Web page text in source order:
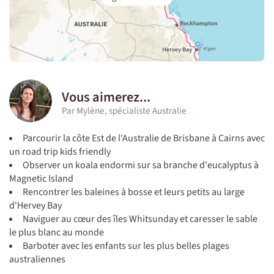
Vous aimerez...
Par Mylène, spécialiste Australie
Parcourir la côte Est de l'Australie de Brisbane à Cairns avec
un road trip kids friendly
Observer un koala endormi sur sa branche d'eucalyptus à
Magnetic Island
Rencontrer les baleines à bosse et leurs petits au large
d'Hervey Bay
Naviguer au cœur des îles Whitsunday et caresser le sable
le plus blanc au monde
Barboter avec les enfants sur les plus belles plages
australiennes